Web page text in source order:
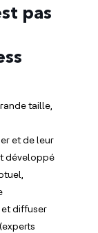
pas
taille,
et de leur
développé
diffuser